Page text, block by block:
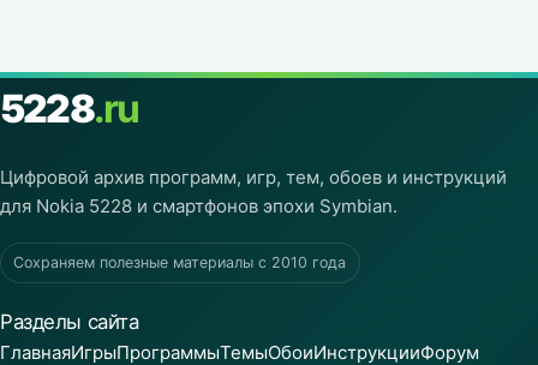
5228.ru
Цифровой архив программ, игр, тем, обоев и инструкций
для Nokia 5228 и смартфонов эпохи Symbian.
Сохраняем полезные материалы с 2010 года
Разделы сайта
ГлавнаяИгрыПрограммыТемыОбоиИнструкцииФорум